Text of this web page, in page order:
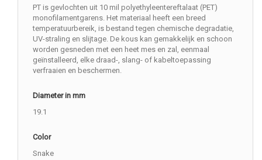
PT is gevlochten uit 10 mil polyethyleentereftalaat (PET)
monofilamentgarens. Het materiaal heeft een breed
temperatuurbereik, is bestand tegen chemische degradatie,
UV-straling en slijtage. De kous kan gemakkelijk en schoon
worden gesneden met een heet mes en zal, eenmaal
geïnstalleerd, elke draad-, slang- of kabeltoepassing
verfraaien en beschermen.
Diameter in mm
19.1
Color
Snake